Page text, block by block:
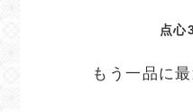
点心
もう一品に